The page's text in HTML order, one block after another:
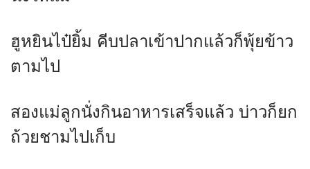
ฮูหยินไป๋ยิ้ม คีบปลาเข้าปากแล้วก็พุ้ยข้าว
ตามไป
สองแม่ลูกนั่งกินอาหารเสร็จแล้ว บ่าวก็ยก
ถ้วยชามไปเก็บ